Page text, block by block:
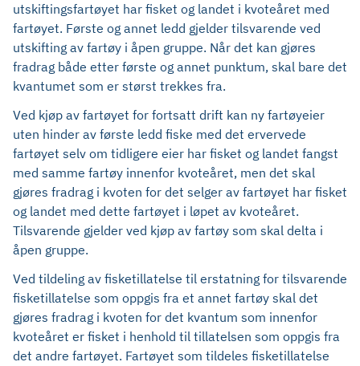
utskiftingsfartøyet har fisket og landet i kvoteåret med
fartøyet. Første og annet ledd gjelder tilsvarende ved
utskifting av fartøy i åpen gruppe. Når det kan gjøres
fradrag både etter første og annet punktum, skal bare det
kvantumet som er størst trekkes fra.
Ved kjøp av fartøyet for fortsatt drift kan ny fartøyeier
uten hinder av første ledd fiske med det ervervede
fartøyet selv om tidligere eier har fisket og landet fangst
med samme fartøy innenfor kvoteåret, men det skal
gjøres fradrag i kvoten for det selger av fartøyet har fisket
og landet med dette fartøyet i løpet av kvoteåret.
Tilsvarende gjelder ved kjøp av fartøy som skal delta i
åpen gruppe.
Ved tildeling av fisketillatelse til erstatning for tilsvarende
fisketillatelse som oppgis fra et annet fartøy skal det
gjøres fradrag i kvoten for det kvantum som innenfor
kvoteåret er fisket i henhold til tillatelsen som oppgis fra
det andre fartøyet. Fartøyet som tildeles fisketillatelse